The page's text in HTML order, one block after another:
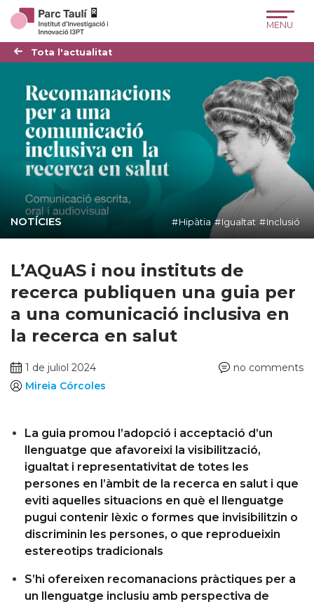
Skip
to
Content
Skip
to
navigation
Site
map
Tota l'actualitat
L’AQuAS i nou instituts de
recerca publiquen una guia per
a una comunicació inclusiva en
la recerca en salut
Hipàtia Igualtat Inclusió
NOTÍCIES
1 de juliol 2024
Mireia Córcoles
no comments
La guia promou l’adopció i acceptació d’un
llenguatge que afavoreixi la visibilització,
igualtat i representativitat de totes les
persones en l’àmbit de la recerca en salut i que
eviti aquelles situacions en què el llenguatge
pugui contenir lèxic o formes que invisibilitzin o
discriminin les persones, o que reprodueixin
estereotips tradicionals
S’hi ofereixen recomanacions pràctiques per a
un llenguatge inclusiu amb perspectiva de